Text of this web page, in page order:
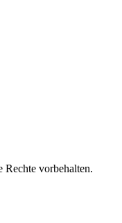
vorbehalten.